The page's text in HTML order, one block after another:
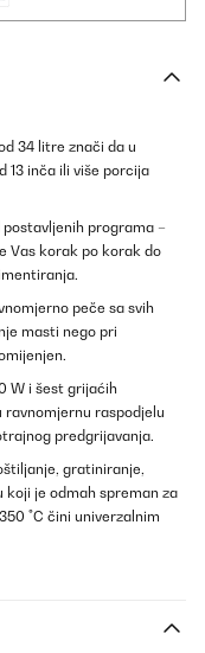
34 litre znači da u
13 inča ili više porcija
postavljenih programa –
Vas korak po korak do
peče sa svih
masti nego pri
W i šest grijaćih
raspodjelu
predgrijavanja.
gratiniranje,
koji je odmah spreman za
°C čini univerzalnim